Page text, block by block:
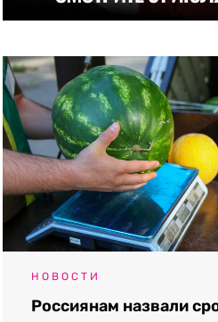
НОВОСТИ
Россиянам назвали